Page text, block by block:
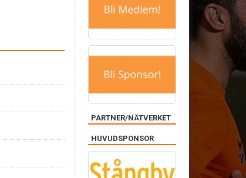
PARTNER/NÄTVERKET
HUVUDSPONSOR